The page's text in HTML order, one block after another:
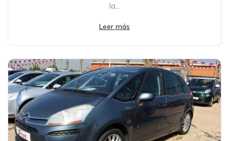
la...
Leer más